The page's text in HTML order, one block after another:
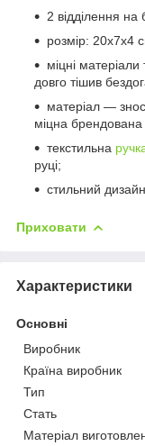
2 відділення
розмір: 20х7х4
міцні
довго тішив
матеріал —
міцна брендована
текстильна
руці;
стильний
Приховати
Характеристики
Основні
Виробник
Країна виробник
Тип
Стать
Матеріал